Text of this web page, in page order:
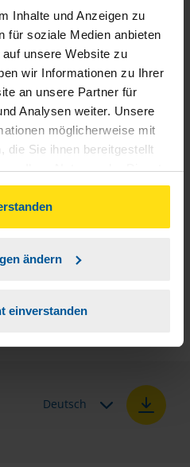
Inhalte und Anzeigen zu
für soziale Medien anbieten
unsere Website zu
wir Informationen zu Ihrer
an unsere Partner für
Analysen weiter. Unsere
möglicherweise mit
die Sie ihnen bereitgestellt
Ihrer Nutzung der Dienste
auf Einverstanden klicken,
von Cookies, gemäß
zustimmen.
ändern
einverstanden
zu können, benötigen
eine Reihe von
beispielsweise die
Ihre
der Rentenbescheid oder
können und keinen der
wir Ihnen hier eine
Auszubildende und
Verfügung.
Deutsch